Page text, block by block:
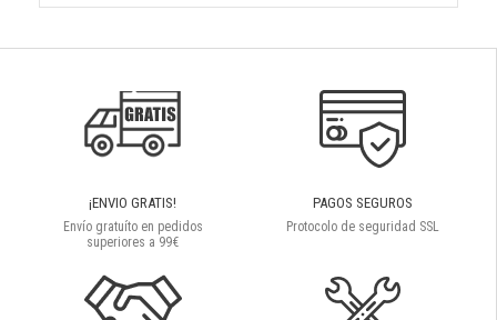
¡ENVIO GRATIS!
Envío gratuíto en pedidos
superiores a 99€
PAGOS SEGUROS
Protocolo de seguridad SSL